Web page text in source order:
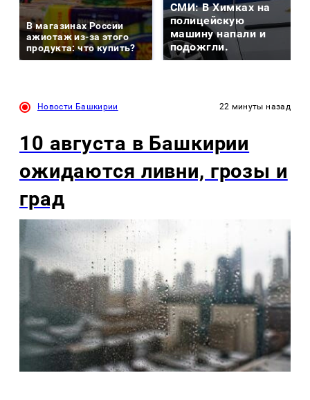
В магазинах России
ажиотаж из-за этого
продукта: что купить?
СМИ: В Химках на
полицейскую
машину напали и
подожгли.
Новости Башкирии 22 минуты назад
10 августа в Башкирии
ожидаются ливни, грозы и
град